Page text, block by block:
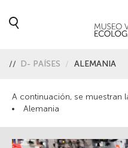
// D- PAÍSES ALEMANIA
A continuación, se muestran
Alemania